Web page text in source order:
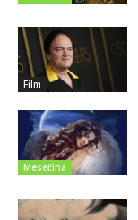
Film
Mesečina